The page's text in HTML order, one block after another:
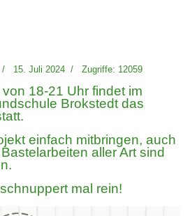
Spenden -
15. Juli 2024 Zugriffe: 12059
18-21 Uhr findet im
Brokstedt das
einfach mitbringen, auch
aller Art sind
mal rein!